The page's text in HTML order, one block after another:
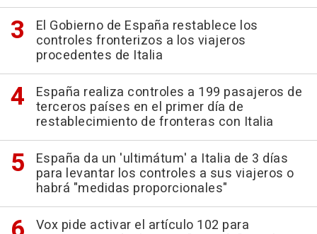
El Gobierno de España restablece los
controles fronterizos a los viajeros
procedentes de Italia
España realiza controles a 199 pasajeros de
terceros países en el primer día de
restablecimiento de fronteras con Italia
España da un 'ultimátum' a Italia de 3 días
para levantar los controles a sus viajeros o
habrá "medidas proporcionales"
Vox pide activar el artículo 102 para